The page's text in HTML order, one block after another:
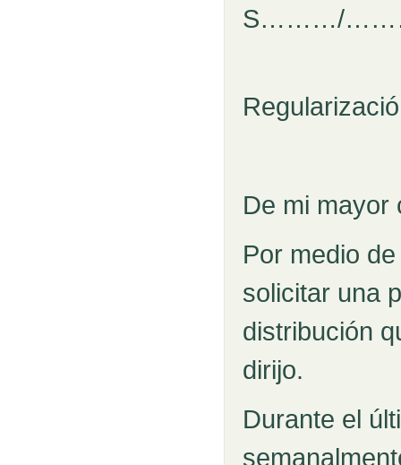
S………/
De mi mayor
Por medio
solicitar una
distribución
dirijo.
Durante el